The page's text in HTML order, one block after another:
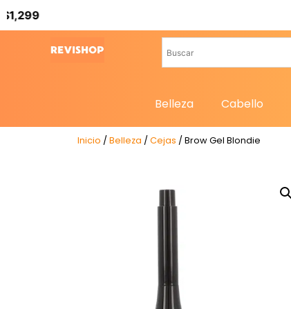
Belleza Cabello
Inicio / Belleza / Cejas / Brow Gel Blondie